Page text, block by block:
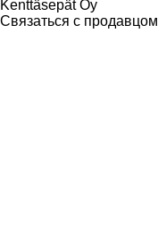
Kenttäsepät Oy
Связаться с продавцом